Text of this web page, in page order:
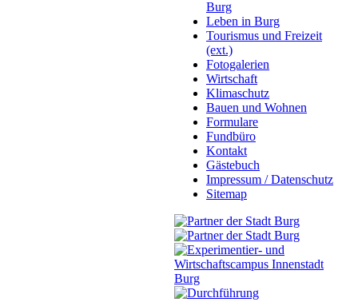
Burg
Leben in Burg
Tourismus und Freizeit
(ext.)
Fotogalerien
Wirtschaft
Klimaschutz
Bauen und Wohnen
Formulare
Fundbüro
Kontakt
Gästebuch
Impressum / Datenschutz
Sitemap